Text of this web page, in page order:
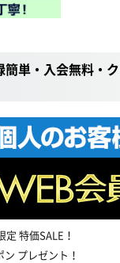
簡単・入会無料・
定 特価SALE！
プレゼント！